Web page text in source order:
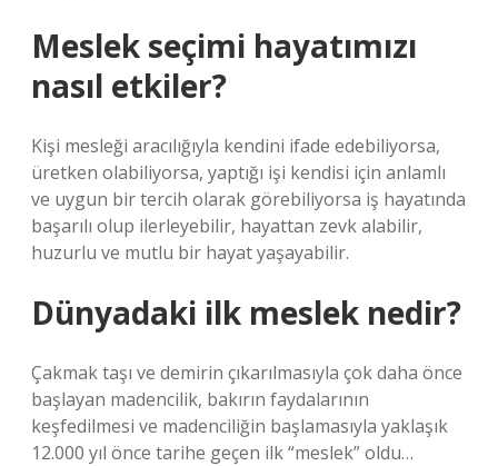
Meslek seçimi hayatımızı
nasıl etkiler?
Kişi mesleği aracılığıyla kendini ifade edebiliyorsa,
üretken olabiliyorsa, yaptığı işi kendisi için anlamlı
ve uygun bir tercih olarak görebiliyorsa iş hayatında
başarılı olup ilerleyebilir, hayattan zevk alabilir,
huzurlu ve mutlu bir hayat yaşayabilir.
Dünyadaki ilk meslek nedir?
Çakmak taşı ve demirin çıkarılmasıyla çok daha önce
başlayan madencilik, bakırın faydalarının
keşfedilmesi ve madenciliğin başlamasıyla yaklaşık
12.000 yıl önce tarihe geçen ilk “meslek” oldu…